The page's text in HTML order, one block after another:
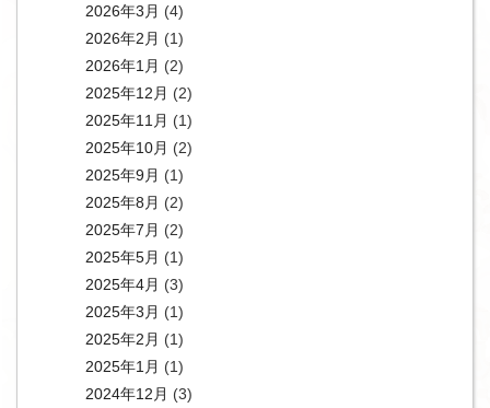
2026年3月 (4)
2026年2月 (1)
2026年1月 (2)
2025年12月 (2)
2025年11月 (1)
2025年10月 (2)
2025年9月 (1)
2025年8月 (2)
2025年7月 (2)
2025年5月 (1)
2025年4月 (3)
2025年3月 (1)
2025年2月 (1)
2025年1月 (1)
2024年12月 (3)